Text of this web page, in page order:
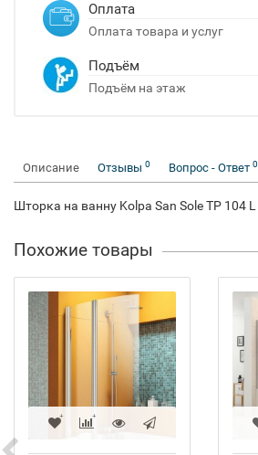
Оплата
Оплата товара и услуг
Подъём
Подъём на этаж
Описание Отзывы 0 Вопрос - Ответ 0
Шторка на ванну Kolpa San Sole TP 104 L
Похожие товары